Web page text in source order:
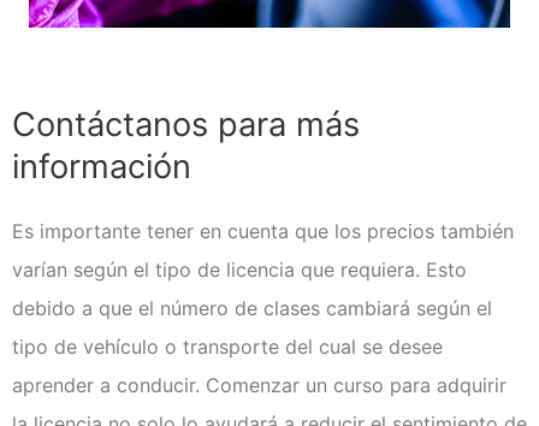
Contáctanos para más
información
Es importante tener en cuenta que los precios también
varían según el tipo de licencia que requiera. Esto
debido a que el número de clases cambiará según el
tipo de vehículo o transporte del cual se desee
aprender a conducir. Comenzar un curso para adquirir